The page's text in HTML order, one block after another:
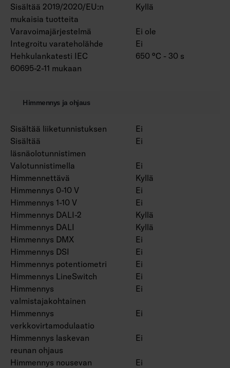
Sisältää 2019/2020/EU:n
mukaisia tuotteita
Kyllä
Varavoimajärjestelmä
Ei ole
Integroitu varateholähde
Ei
Hehkulankatesti IEC
60695-2-11 mukaan
650 °C - 30 s
Himmennys ja ohjaus
Sisältää liiketunnistuksen
Ei
Sisältää
läsnäolotunnistimen
Ei
Valotunnistimella
Ei
Himmennettävä
Kyllä
Himmennys 0-10 V
Ei
Himmennys 1-10 V
Ei
Himmennys DALI-2
Kyllä
Himmennys DALI
Kyllä
Himmennys DMX
Ei
Himmennys DSI
Ei
Himmennys potentiometri
Ei
Himmennys LineSwitch
Ei
Himmennys
valmistajakohtainen
Ei
Himmennys
verkkovirtamodulaatio
Ei
Himmennys laskevan
reunan ohjaus
Ei
Himmennys nousevan
Ei